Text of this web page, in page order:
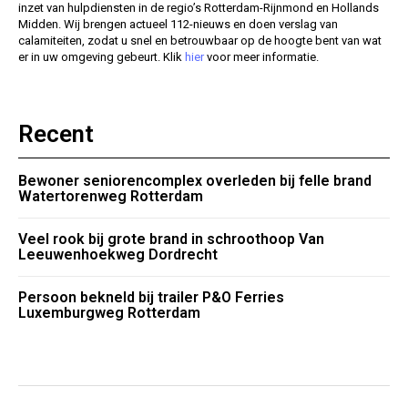
inzet van hulpdiensten in de regio’s Rotterdam-Rijnmond en Hollands
Midden. Wij brengen actueel 112-nieuws en doen verslag van
calamiteiten, zodat u snel en betrouwbaar op de hoogte bent van wat
er in uw omgeving gebeurt. Klik hiervoor meer informatie.
Recent
Bewoner seniorencomplex overleden bij felle brand
Watertorenweg Rotterdam
Veel rook bij grote brand in schroothoop Van
Leeuwenhoekweg Dordrecht
Persoon bekneld bij trailer P&O Ferries
Luxemburgweg Rotterdam